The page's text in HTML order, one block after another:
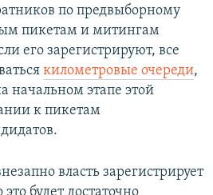
по предвыборному
пикетам и митингам
его зарегистрируют, все
километровые очереди,
начальном этапе этой
к пикетам
власть зарегистрирует